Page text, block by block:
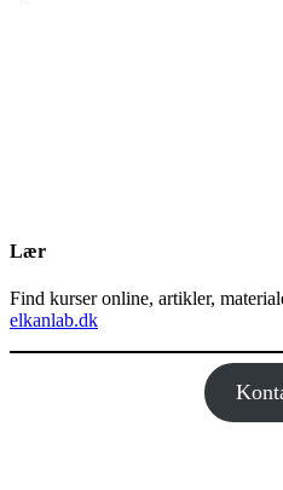
Lær
Find kurser online, artikler,
elkanlab.dk